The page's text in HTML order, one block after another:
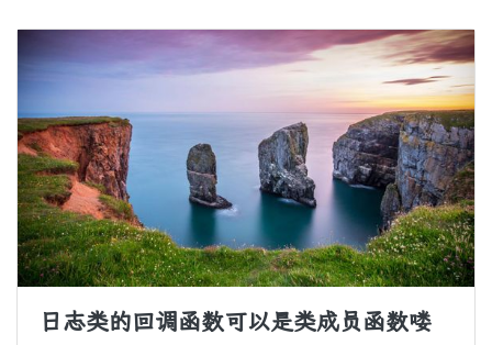
日志类的回调函数可以是类成员函数喽